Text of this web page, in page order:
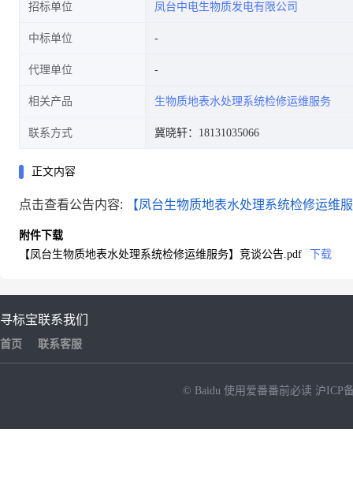
招标单位 凤台中电生物质发电有限公司
中标单位
代理单位
相关产品 生物质地表水处理系统检修运维服务
联系方式 冀晓轩：18131035066
正文内容
点击查看公告内容: 【凤台生物质地表水处理系统检修运维
附件下载
【凤台生物质地表水处理系统检修运维服务】竞谈公告.pdf
下载
寻标宝
首页
联系我们
联系客服
© Baidu 使用爱番番前必读 沪ICP